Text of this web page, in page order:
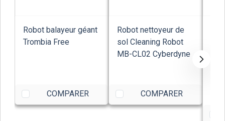
Robot balayeur géant
Trombia Free
COMPARER
Robot nettoyeur de
sol Cleaning Robot
MB-CL02 Cyberdyne
COMPARER